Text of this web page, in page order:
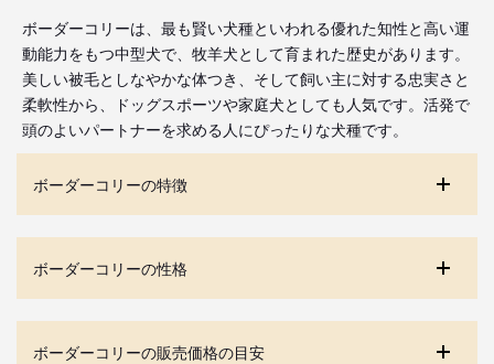
ボーダーコリーは、最も賢い犬種といわれる優れた知性と高い運
動能力をもつ中型犬で、牧羊犬として育まれた歴史があります。
美しい被毛としなやかな体つき、そして飼い主に対する忠実さと
柔軟性から、ドッグスポーツや家庭犬としても人気です。活発で
頭のよいパートナーを求める人にぴったりな犬種です。
ボーダーコリーの特徴
ボーダーコリーの性格
ボーダーコリーの販売価格の目安